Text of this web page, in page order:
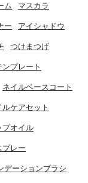
ム マスカラ
ー アイシャドウ
つけまつげ
ンプレート
ネイルベースコート
ルケアセット
プオイル
プレー
デーションブラシ